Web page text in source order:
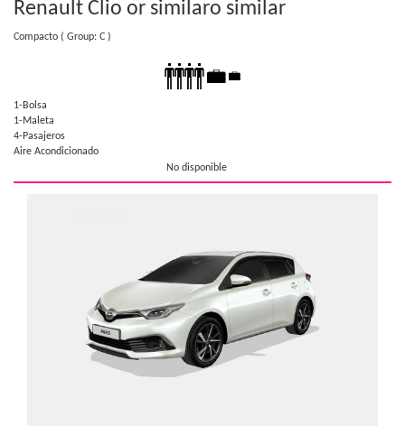
Renault Clio or similaro similar
Compacto ( Group: C )
1-Bolsa
1-Maleta
4-Pasajeros
Aire Acondicionado
No disponible